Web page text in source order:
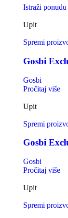
Istraži ponudu
Upit
Spremi
Gosbi
Gosbi
Pročitaj više
Upit
Spremi
Gosbi
Gosbi
Pročitaj više
Upit
Spremi